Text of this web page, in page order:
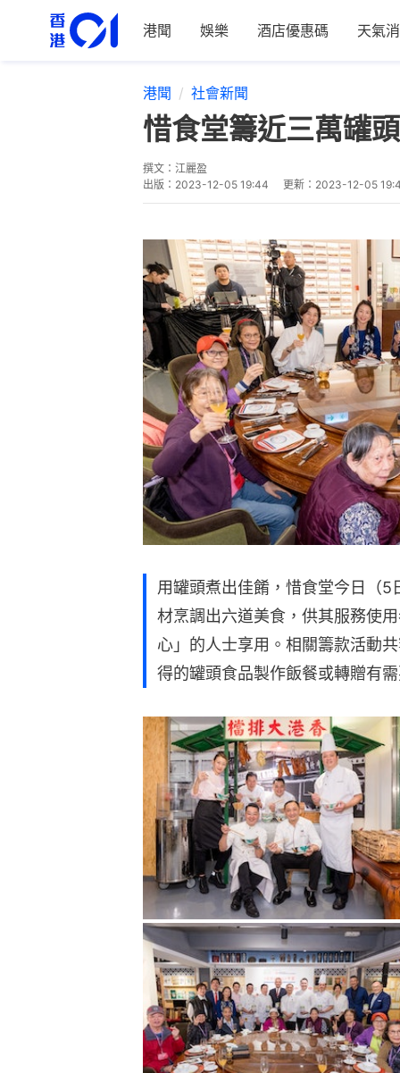
港聞 娛樂 酒店優惠碼 天氣
港聞 社會新聞
惜食堂籌近三萬罐
撰文： 江麗盈
出版： 2023-12-05 19:44 更新： 2023-12-05
用罐頭煮出佳餚，惜食堂今日（
材烹調出六道美食，供其服務使
心」的人士享用。相關籌款活動
得的罐頭食品製作飯餐或轉贈有